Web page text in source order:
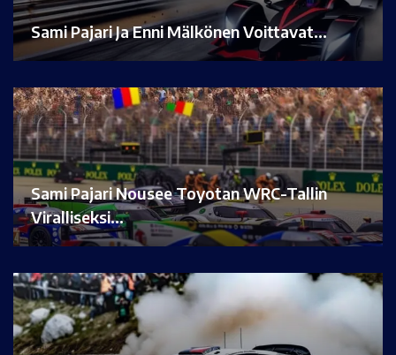
Sami Pajari Ja Enni Mälkönen Voittavat…
Sami Pajari Nousee Toyotan WRC-Tallin
Viralliseksi…